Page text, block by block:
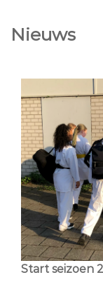
Nieuws
Start seizoen